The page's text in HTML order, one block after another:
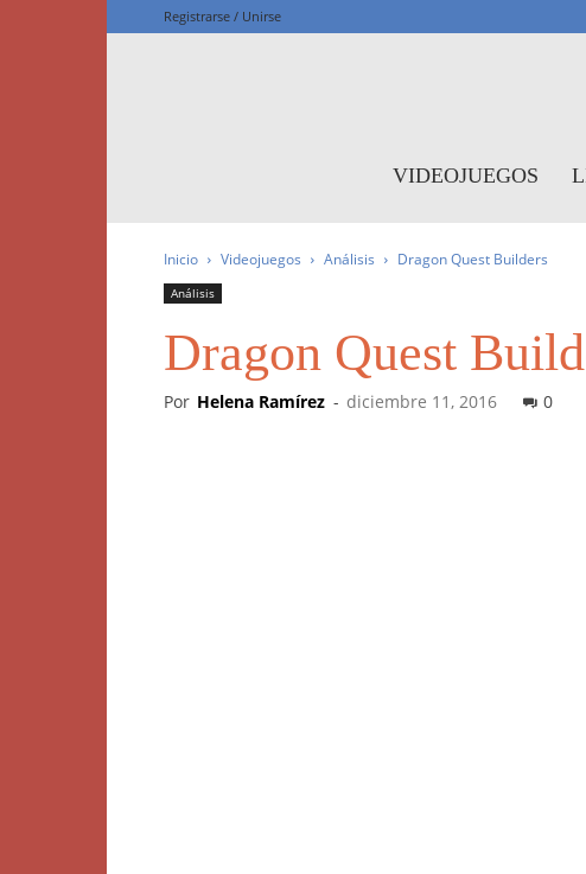
Registrarse / Unirse
VIDEOJUEGOS
Inicio Videojuegos Análisis Dragon Quest Builders
Análisis
Dragon Quest
Por Helena Ramírez - diciembre 11, 2016 0